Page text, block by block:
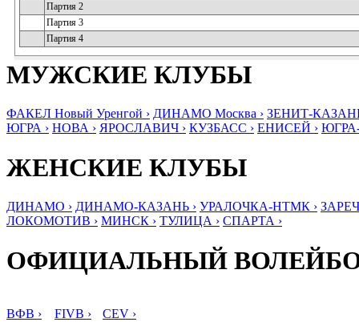
Партия 2
Партия 3
Партия 4
МУЖСКИЕ КЛУБЫ
ФАКЕЛ Новый Уренгой › ДИНАМО Москва › ЗЕНИТ-
ЮГРА › НОВА › ЯРОСЛАВИЧ › КУЗБАСС › ЕНИСЕЙ ›
ЖЕНСКИЕ КЛУБЫ
ДИНАМО › ДИНАМО-КАЗАНЬ › УРАЛОЧКА-НТМК ›
ЛОКОМОТИВ › МИНСК › ТУЛИЦА › СПАРТА ›
ОФИЦИАЛЬНЫЙ
ВФВ › FIVB › CEV ›